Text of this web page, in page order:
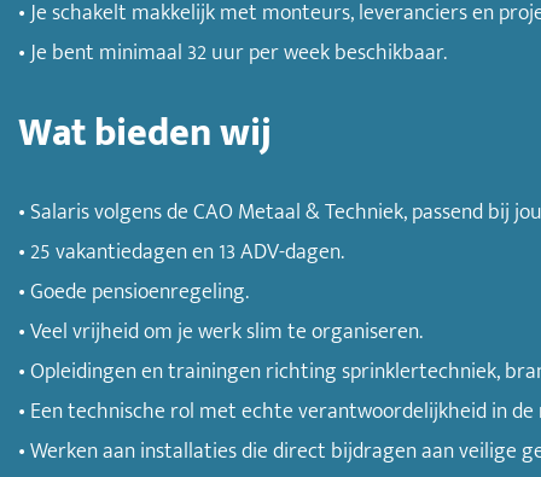
• Je schakelt makkelijk met monteurs, leveranciers en
• Je bent minimaal 32 uur per week beschikbaar.
Wat bieden wij
• Salaris volgens de CAO Metaal & Techniek, passend bij
• 25 vakantiedagen en 13 ADV-dagen.
• Goede pensioenregeling.
• Veel vrijheid om je werk slim te organiseren.
• Opleidingen en trainingen richting sprinklertechniek,
• Een technische rol met echte verantwoordelijkheid in
• Werken aan installaties die direct bijdragen aan veilige